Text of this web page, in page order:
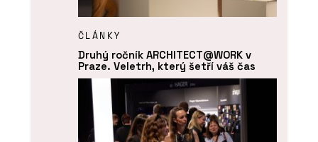
ČLÁNKY
Druhý ročník ARCHITECT@WORK v
Praze. Veletrh, který šetří váš čas